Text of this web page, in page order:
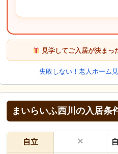
見学してご入居が決まっ
失敗しない！老人ホーム
まいらいふ西川の入居条
自立 ×